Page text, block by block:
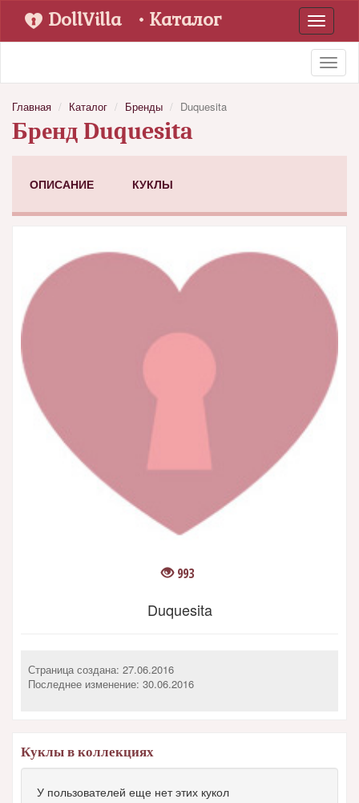
Toggle
DollVilla • Каталог
Главная Каталог Бренды Duquesita
Бренд Duquesita
ОПИСАНИЕ КУКЛЫ
993
Duquesita
Страница создана: 27.06.2016
Последнее изменение: 30.06.2016
Куклы в коллекциях
У пользователей еще нет этих кукол